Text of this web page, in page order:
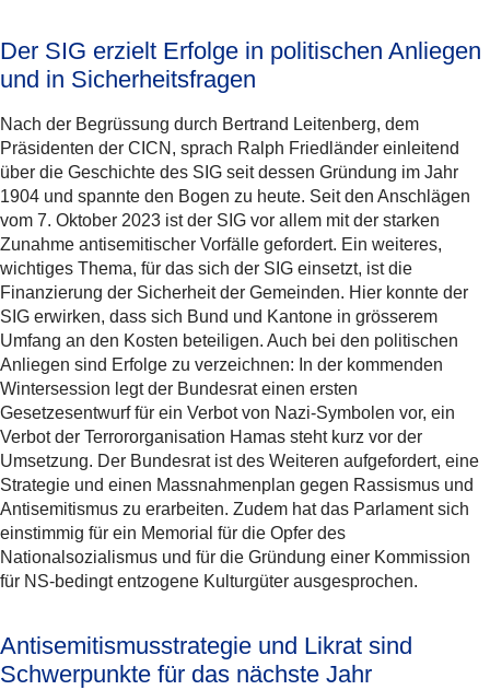
Der SIG erzielt Erfolge in politischen Anliegen
und in Sicherheitsfragen
Nach der Begrüssung durch Bertrand Leitenberg, dem
Präsidenten der CICN, sprach Ralph Friedländer einleitend
über die Geschichte des SIG seit dessen Gründung im Jahr
1904 und spannte den Bogen zu heute. Seit den Anschlägen
vom 7. Oktober 2023 ist der SIG vor allem mit der starken
Zunahme antisemitischer Vorfälle gefordert. Ein weiteres,
wichtiges Thema, für das sich der SIG einsetzt, ist die
Finanzierung der Sicherheit der Gemeinden. Hier konnte der
SIG erwirken, dass sich Bund und Kantone in grösserem
Umfang an den Kosten beteiligen. Auch bei den politischen
Anliegen sind Erfolge zu verzeichnen: In der kommenden
Wintersession legt der Bundesrat einen ersten
Gesetzesentwurf für ein Verbot von Nazi-Symbolen vor, ein
Verbot der Terrororganisation Hamas steht kurz vor der
Umsetzung. Der Bundesrat ist des Weiteren aufgefordert, eine
Strategie und einen Massnahmenplan gegen Rassismus und
Antisemitismus zu erarbeiten. Zudem hat das Parlament sich
einstimmig für ein Memorial für die Opfer des
Nationalsozialismus und für die Gründung einer Kommission
für NS-bedingt entzogene Kulturgüter ausgesprochen.
Antisemitismusstrategie und Likrat sind
Schwerpunkte für das nächste Jahr